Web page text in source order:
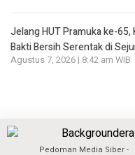
Jelang HUT Pramuka ke-65,
Bakti Bersih Serentak di
Agustus 7, 2026 | 8:42 am WIB
Pedoman Media Siber